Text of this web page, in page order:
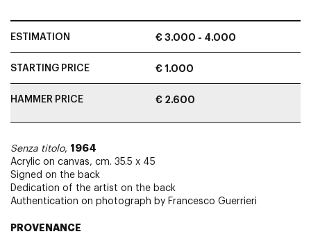
ESTIMATION € 3.000 - 4.000
STARTING PRICE € 1.000
HAMMER PRICE € 2.600
Senza titolo, 1964
Acrylic on canvas, cm. 35.5 x 45
Signed on the back
Dedication of the artist on the back
Authentication on photograph by Francesco Guerrieri
PROVENANCE